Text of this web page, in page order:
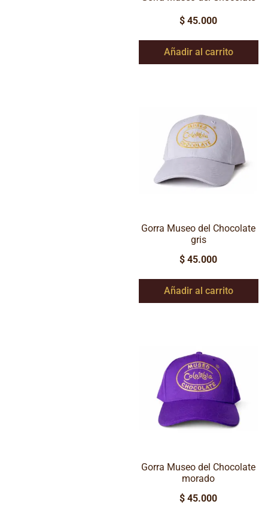
$ 45.000
Añadir al carrito
Gorra Museo del Chocolate
gris
$ 45.000
Añadir al carrito
Gorra Museo del Chocolate
morado
$ 45.000